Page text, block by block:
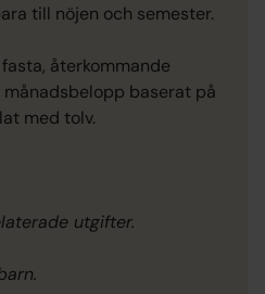
till nöjen och semester.
fasta, återkommande
baserat på
med tolv.
utgifter.